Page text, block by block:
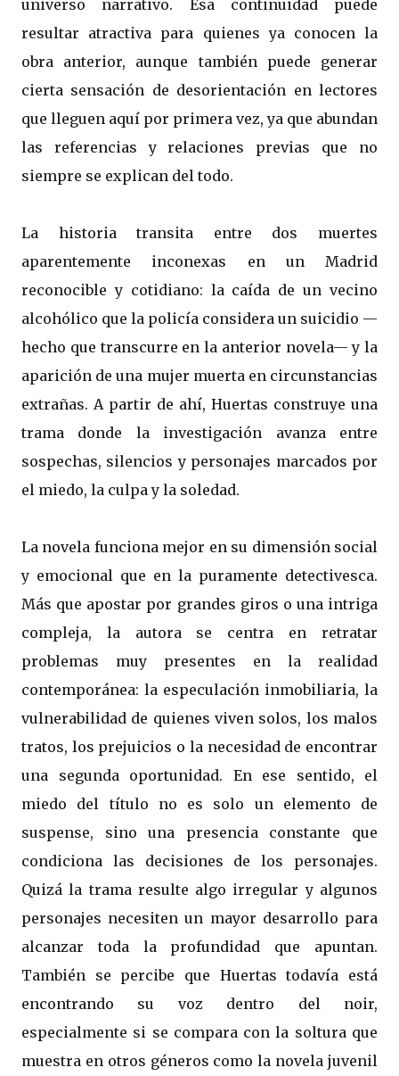
universo narrativo. Esa continuidad puede
resultar atractiva para quienes ya conocen la
obra anterior, aunque también puede generar
cierta sensación de desorientación en lectores
que lleguen aquí por primera vez, ya que abundan
las referencias y relaciones previas que no
siempre se explican del todo.
La historia transita entre dos muertes
aparentemente inconexas en un Madrid
reconocible y cotidiano: la caída de un vecino
alcohólico que la policía considera un suicidio —
hecho que transcurre en la anterior novela— y la
aparición de una mujer muerta en circunstancias
extrañas. A partir de ahí, Huertas construye una
trama donde la investigación avanza entre
sospechas, silencios y personajes marcados por
el miedo, la culpa y la soledad.
La novela funciona mejor en su dimensión social
y emocional que en la puramente detectivesca.
Más que apostar por grandes giros o una intriga
compleja, la autora se centra en retratar
problemas muy presentes en la realidad
contemporánea: la especulación inmobiliaria, la
vulnerabilidad de quienes viven solos, los malos
tratos, los prejuicios o la necesidad de encontrar
una segunda oportunidad. En ese sentido, el
miedo del título no es solo un elemento de
suspense, sino una presencia constante que
condiciona las decisiones de los personajes.
Quizá la trama resulte algo irregular y algunos
personajes necesiten un mayor desarrollo para
alcanzar toda la profundidad que apuntan.
También se percibe que Huertas todavía está
encontrando su voz dentro del noir,
especialmente si se compara con la soltura que
muestra en otros géneros como la novela juvenil